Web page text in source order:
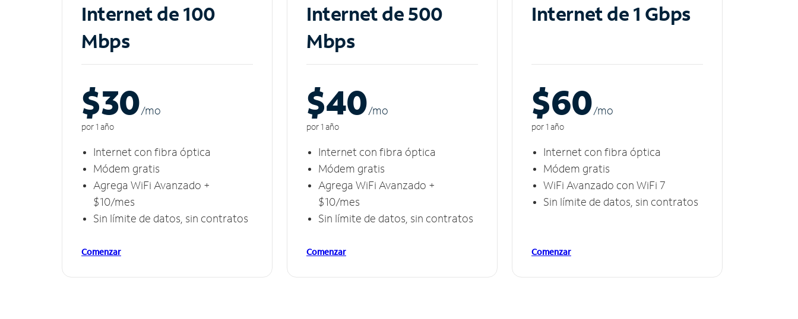
Internet de 100
Mbps
$30/mo
por 1 año
Internet con fibra óptica
Módem gratis
Agrega WiFi Avanzado +
$10/mes
Sin límite de datos, sin contratos
Comenzar
Internet de 500
Mbps
$40/mo
por 1 año
Internet con fibra óptica
Módem gratis
Agrega WiFi Avanzado +
$10/mes
Sin límite de datos, sin contratos
Comenzar
Internet de 1 Gbps
$60/mo
por 1 año
Internet con fibra óptica
Módem gratis
WiFi Avanzado con WiFi 7
Sin límite de datos, sin contratos
Comenzar